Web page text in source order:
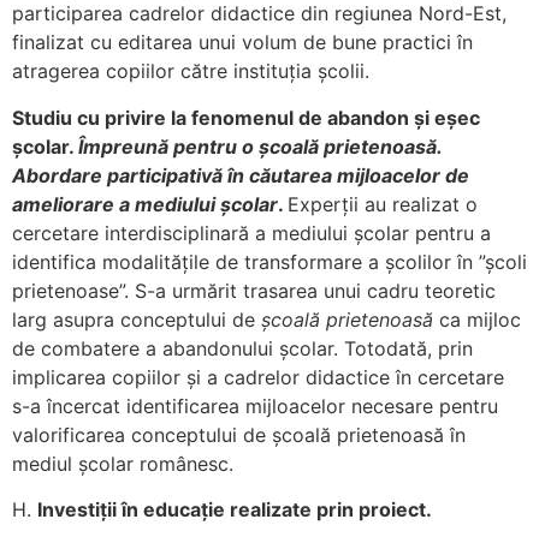
participarea cadrelor didactice din regiunea Nord-Est,
finalizat cu editarea unui volum de bune practici în
atragerea copiilor către instituția școlii.
Studiu cu privire la fenomenul de abandon și eșec
școlar. Împreună pentru o școală prietenoasă.
Abordare participativă în căutarea mijloacelor de
ameliorare a mediului școlar. Experții au realizat o
cercetare interdisciplinară a mediului școlar pentru a
identifica modalitățile de transformare a școlilor în ”școli
prietenoase”. S-a urmărit trasarea unui cadru teoretic
larg asupra conceptului de şcoală prietenoasă ca mijloc
de combatere a abandonului şcolar. Totodată, prin
implicarea copiilor şi a cadrelor didactice în cercetare
s-a încercat identificarea mijloacelor necesare pentru
valorificarea conceptului de şcoală prietenoasă în
mediul şcolar românesc.
H. Investiții în educație realizate prin proiect.